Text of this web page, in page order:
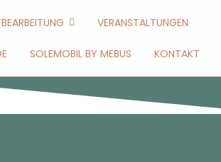
VERANSTALTUNGEN
SOLEMOBIL BY MEBUS KONTAKT